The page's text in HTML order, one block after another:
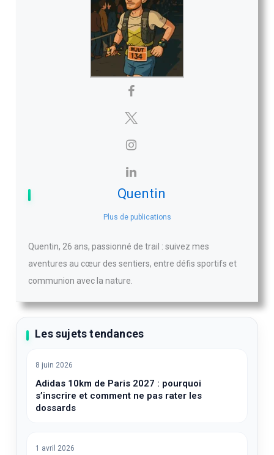
Quentin
Plus de publications
Quentin, 26 ans, passionné de trail : suivez mes
aventures au cœur des sentiers, entre défis sportifs et
communion avec la nature.
Les sujets tendances
8 juin 2026
Adidas 10km de Paris 2027 : pourquoi
s’inscrire et comment ne pas rater les
dossards
1 avril 2026